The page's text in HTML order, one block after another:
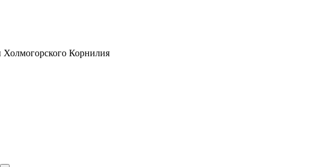
Холмогорского Корнилия